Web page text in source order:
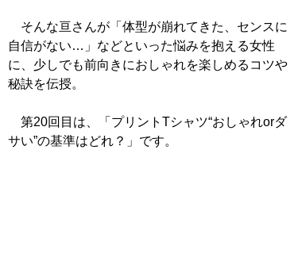
そんな亘さんが「体型が崩れてきた、センスに
自信がない…」などといった悩みを抱える女性
に、少しでも前向きにおしゃれを楽しめるコツや
秘訣を伝授。
第20回目は、「プリントTシャツ“おしゃれorダ
サい”の基準はどれ？」です。